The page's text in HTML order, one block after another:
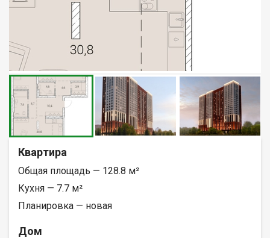
Квартира
Общая площадь — 128.8 м²
Кухня — 7.7 м²
Планировка — новая
Дом